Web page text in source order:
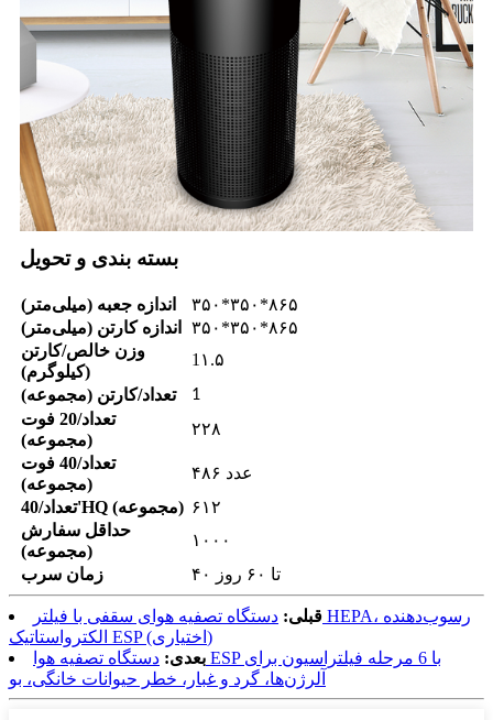
بسته بندی و تحویل
اندازه جعبه (میلی‌متر)
۳۵۰*۳۵۰*۸۶۵
اندازه کارتن (میلی‌متر)
۳۵۰*۳۵۰*۸۶۵
وزن خالص/کارتن
(کیلوگرم)
1۱.۵
تعداد/کارتن (مجموعه) 1
تعداد/20 فوت
(مجموعه)
۲۲۸
تعداد/40 فوت
(مجموعه)
۴۸۶ عدد
تعداد/40'HQ (مجموعه) ۶۱۲
حداقل سفارش
(مجموعه)
۱۰۰۰
زمان سرب
۴۰ تا ۶۰ روز
قبلی: دستگاه تصفیه هوای سقفی با فیلتر HEPA، رسوب‌دهنده
الکترواستاتیک ESP (اختیاری)
بعدی: دستگاه تصفیه هوا ESP با 6 مرحله فیلتراسیون برای
آلرژن‌ها، گرد و غبار، خطر حیوانات خانگی، بو